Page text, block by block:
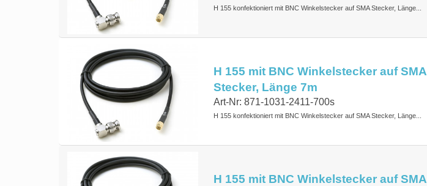
H 155 konfektioniert mit BNC Winkelstecker auf SMA Stecker, Länge...
H 155 mit BNC Winkelstecker auf SMA
Stecker, Länge 7m
Art-Nr: 871-1031-2411-700s
H 155 konfektioniert mit BNC Winkelstecker auf SMA Stecker, Länge...
H 155 mit BNC Winkelstecker auf SMA